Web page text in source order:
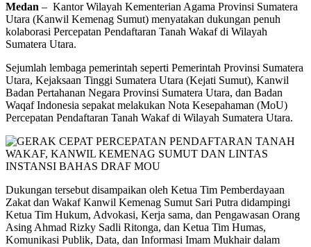
Medan – Kantor Wilayah Kementerian Agama Provinsi Sumatera
Utara (Kanwil Kemenag Sumut) menyatakan dukungan penuh
kolaborasi Percepatan Pendaftaran Tanah Wakaf di Wilayah
Sumatera Utara.
Sejumlah lembaga pemerintah seperti Pemerintah Provinsi Sumatera
Utara, Kejaksaan Tinggi Sumatera Utara (Kejati Sumut), Kanwil
Badan Pertahanan Negara Provinsi Sumatera Utara, dan Badan
Waqaf Indonesia sepakat melakukan Nota Kesepahaman (MoU)
Percepatan Pendaftaran Tanah Wakaf di Wilayah Sumatera Utara.
Dukungan tersebut disampaikan oleh Ketua Tim Pemberdayaan
Zakat dan Wakaf Kanwil Kemenag Sumut Sari Putra didampingi
Ketua Tim Hukum, Advokasi, Kerja sama, dan Pengawasan Orang
Asing Ahmad Rizky Sadli Ritonga, dan Ketua Tim Humas,
Komunikasi Publik, Data, dan Informasi Imam Mukhair dalam